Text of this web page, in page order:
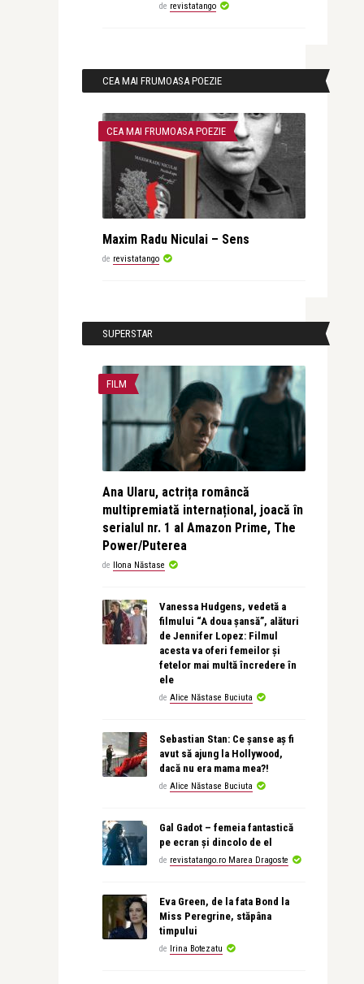
de revistatango
CEA MAI FRUMOASA POEZIE
CEA MAI FRUMOASA POEZIE
Maxim Radu Niculai – Sens
de revistatango
SUPERSTAR
FILM
Ana Ularu, actrița româncă
multipremiată internațional, joacă în
serialul nr. 1 al Amazon Prime, The
Power/Puterea
de Ilona Năstase
Vanessa Hudgens, vedetă a
filmului “A doua șansă”, alături
de Jennifer Lopez: Filmul
acesta va oferi femeilor și
fetelor mai multă încredere în
ele
de Alice Năstase Buciuta
Sebastian Stan: Ce șanse aș fi
avut să ajung la Hollywood,
dacă nu era mama mea?!
de Alice Năstase Buciuta
Gal Gadot – femeia fantastică
pe ecran și dincolo de el
de revistatango.ro Marea Dragoste
Eva Green, de la fata Bond la
Miss Peregrine, stăpâna
timpului
de Irina Botezatu